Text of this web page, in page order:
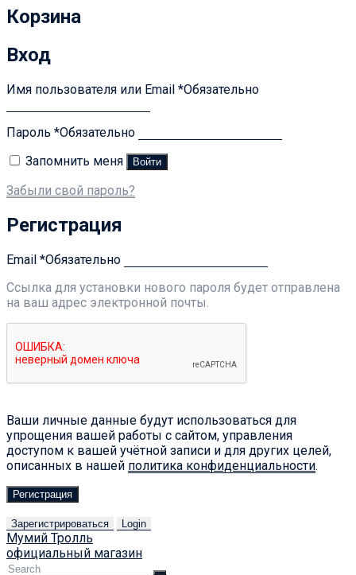
Корзина
Вход
Имя пользователя или Email *Обязательно
Пароль *Обязательно
Запомнить меня
Войти
Забыли свой пароль?
Регистрация
Email *Обязательно
Ссылка для установки нового пароля будет отправлена ​​
на ваш адрес электронной почты.
Ваши личные данные будут использоваться для
упрощения вашей работы с сайтом, управления
доступом к вашей учётной записи и для других целей,
описанных в нашей политика конфиденциальности.
Регистрация
Зарегистрироваться Login
Мумий Тролль
официальный магазин